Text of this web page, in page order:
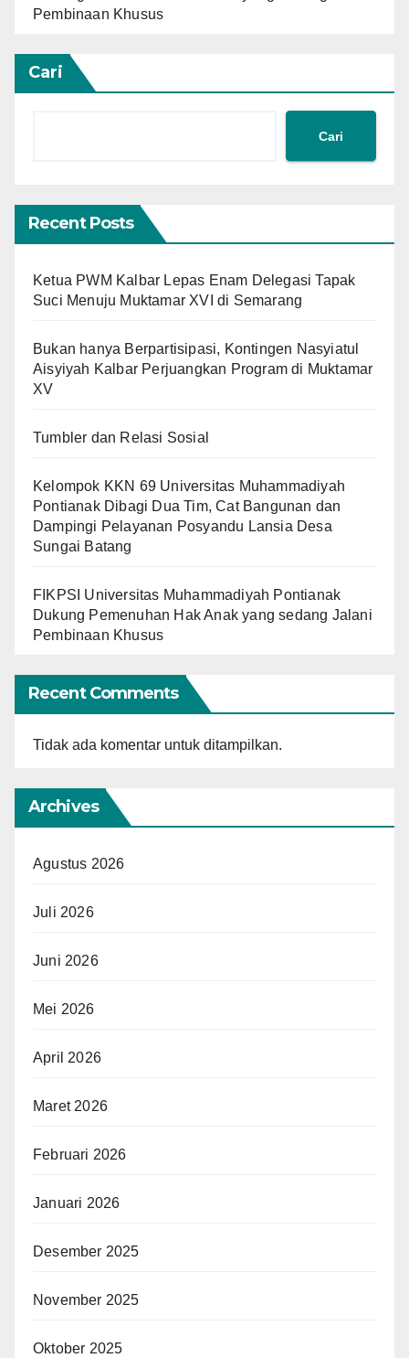
Pembinaan Khusus
Cari
Cari
Recent Posts
Ketua PWM Kalbar Lepas Enam Delegasi Tapak
Suci Menuju Muktamar XVI di Semarang
Bukan hanya Berpartisipasi, Kontingen Nasyiatul
Aisyiyah Kalbar Perjuangkan Program di Muktamar
XV
Tumbler dan Relasi Sosial
Kelompok KKN 69 Universitas Muhammadiyah
Pontianak Dibagi Dua Tim, Cat Bangunan dan
Dampingi Pelayanan Posyandu Lansia Desa
Sungai Batang
FIKPSI Universitas Muhammadiyah Pontianak
Dukung Pemenuhan Hak Anak yang sedang Jalani
Pembinaan Khusus
Recent Comments
Tidak ada komentar untuk ditampilkan.
Archives
Agustus 2026
Juli 2026
Juni 2026
Mei 2026
April 2026
Maret 2026
Februari 2026
Januari 2026
Desember 2025
November 2025
Oktober 2025